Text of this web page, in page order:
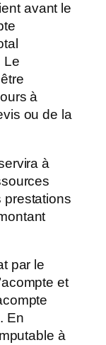
avant le
Le
à
ou de la
à
prestations
par le
et
En
à